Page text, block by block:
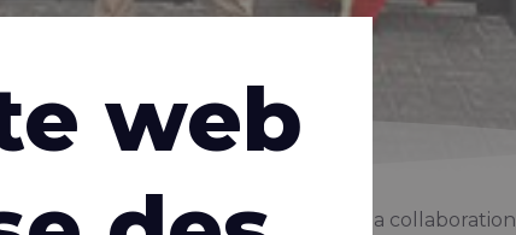
: Des bureaux modernes inspirant la collaboration
web